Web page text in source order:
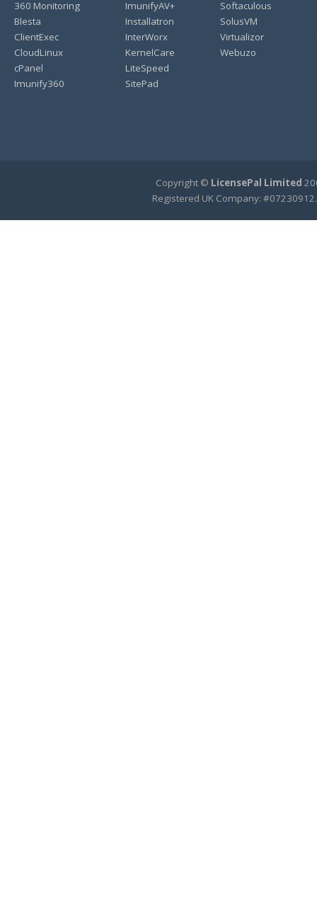
360 Monitoring
Blesta
ClientExec
CloudLinux
cPanel
Imunify360
ImunifyAV+
Installatron
InterWorx
KernelCare
LiteSpeed
SitePad
Softaculous
SolusVM
Virtualizor
Webuzo
Copyright © LicensePal Limited
Registered UK Company: